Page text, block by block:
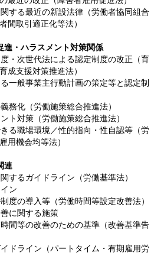
する最近の新設法律（労働者協同組合
間取引適正化等法）
進・ハラスメント対策関係
・次世代法による認定制度の改正（育
成支援対策推進法）
一般事業主行動計画の策定等と認定制
化（労働施策総合推進法）
対策（労働施策総合推進法）
る職場環境／性的指向・性自認等（労
用機会均等法）
連
るガイドライン（労働基準法）
ン
の導入等（労働時間等設定改善法）
に関する施策
間等の改善のための基準（改善基準告
ドライン（パートタイム・有期雇用労